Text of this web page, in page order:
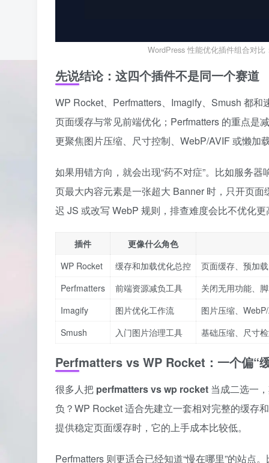
WordPress 性能优化插件组合对
先说结论：这四个插件不是同一个赛道
WP Rocket、Perfmatters、Imagify、Smush 都
页面缓存与常见前端优化；Perfmatters 的重点是
更聚焦图片压缩、尺寸控制、WebP/AVIF 或懒加
如果用错方向，就会出现“药不对症”。比如服务
页最大内容元素是一张超大 Banner 时，只开页
迟 JS 或改写 WebP 规则，排查难度会比不优化更
插件
更像什么角色
WP Rocket
缓存和加载优化总控
页面缓存、预加
Perfmatters
前端资源减负工具
关闭无用功能、
Imagify
图片优化工作流
图片压缩、
Smush
入门图片治理工具 基础压缩、尺寸
Perfmatters vs WP Rocket：一个偏“
很多人把 perfmatters vs wp rocket 当成二选一
负？WP Rocket 适合先建立一套相对完整的缓存
提供稳定页面缓存时，它的上手成本比较低。
Perfmatters 则更适合已经知道“慢在哪里”的站点